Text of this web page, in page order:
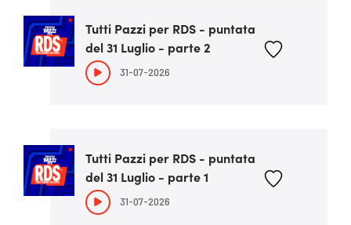
Tutti Pazzi per RDS - puntata
del 31 Luglio - parte 2
31-07-2026
Tutti Pazzi per RDS - puntata
del 31 Luglio - parte 1
31-07-2026